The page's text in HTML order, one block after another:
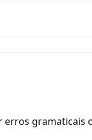
gramaticais